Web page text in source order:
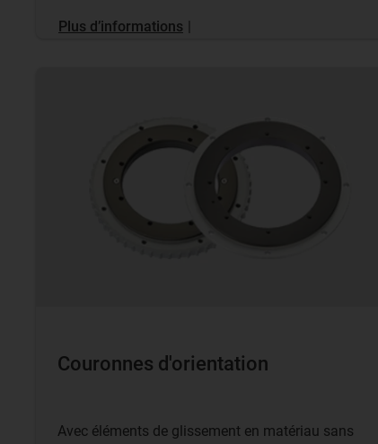
Plus d’informations
Couronnes d'orientation
Avec éléments de glissement en matériau sans